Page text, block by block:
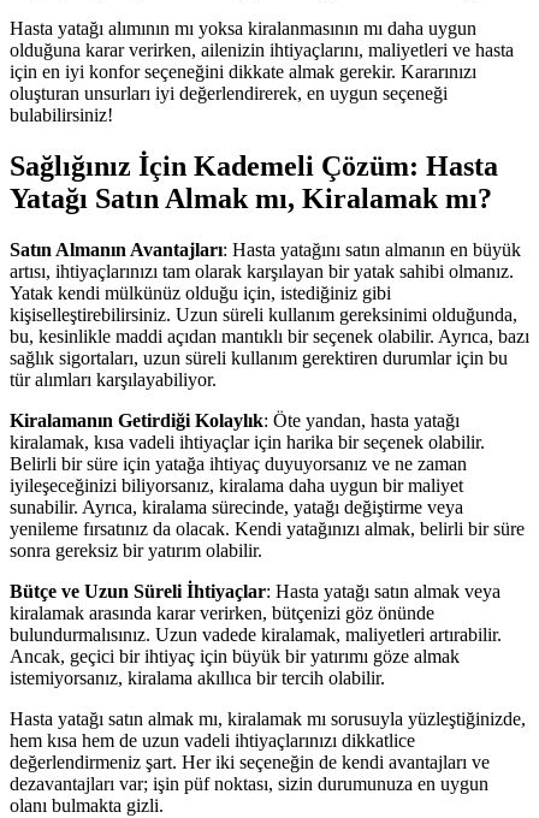
Hasta yatağı alımının mı yoksa kiralanmasının mı daha uygun
olduğuna karar verirken, ailenizin ihtiyaçlarını, maliyetleri ve hasta
için en iyi konfor seçeneğini dikkate almak gerekir. Kararınızı
oluşturan unsurları iyi değerlendirerek, en uygun seçeneği
bulabilirsiniz!
Sağlığınız İçin Kademeli Çözüm: Hasta
Yatağı Satın Almak mı, Kiralamak mı?
Satın Almanın Avantajları: Hasta yatağını satın almanın en büyük
artısı, ihtiyaçlarınızı tam olarak karşılayan bir yatak sahibi olmanız.
Yatak kendi mülkünüz olduğu için, istediğiniz gibi
kişiselleştirebilirsiniz. Uzun süreli kullanım gereksinimi olduğunda,
bu, kesinlikle maddi açıdan mantıklı bir seçenek olabilir. Ayrıca, bazı
sağlık sigortaları, uzun süreli kullanım gerektiren durumlar için bu
tür alımları karşılayabiliyor.
Kiralamanın Getirdiği Kolaylık: Öte yandan, hasta yatağı
kiralamak, kısa vadeli ihtiyaçlar için harika bir seçenek olabilir.
Belirli bir süre için yatağa ihtiyaç duyuyorsanız ve ne zaman
iyileşeceğinizi biliyorsanız, kiralama daha uygun bir maliyet
sunabilir. Ayrıca, kiralama sürecinde, yatağı değiştirme veya
yenileme fırsatınız da olacak. Kendi yatağınızı almak, belirli bir süre
sonra gereksiz bir yatırım olabilir.
Bütçe ve Uzun Süreli İhtiyaçlar: Hasta yatağı satın almak veya
kiralamak arasında karar verirken, bütçenizi göz önünde
bulundurmalısınız. Uzun vadede kiralamak, maliyetleri artırabilir.
Ancak, geçici bir ihtiyaç için büyük bir yatırımı göze almak
istemiyorsanız, kiralama akıllıca bir tercih olabilir.
Hasta yatağı satın almak mı, kiralamak mı sorusuyla yüzleştiğinizde,
hem kısa hem de uzun vadeli ihtiyaçlarınızı dikkatlice
değerlendirmeniz şart. Her iki seçeneğin de kendi avantajları ve
dezavantajları var; işin püf noktası, sizin durumunuza en uygun
olanı bulmakta gizli.